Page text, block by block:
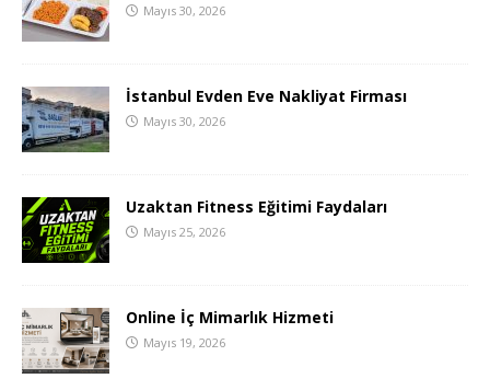
Mayıs 30, 2026
İstanbul Evden Eve Nakliyat Firması
Mayıs 30, 2026
Uzaktan Fitness Eğitimi Faydaları
Mayıs 25, 2026
Online İç Mimarlık Hizmeti
Mayıs 19, 2026